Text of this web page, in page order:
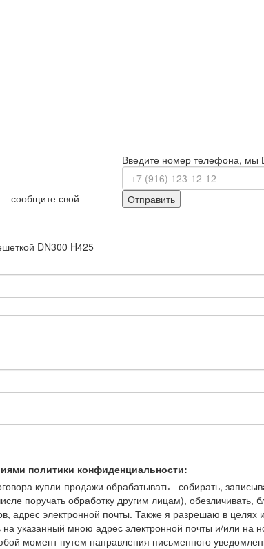
– сообщите свой
Введите номер телефона, мы
Отправить
DN300 H425
политики конфиденциальности:
купли-продажи обрабатывать - собирать,
поручать обработку другим лицам),
электронной почты. Также я разрешаю в целях
указанный мною адрес электронной почты и/или
момент путем направления письменного